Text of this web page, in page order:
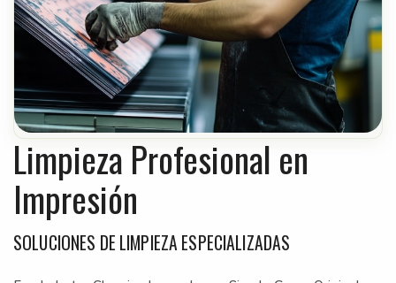
Limpieza Profesional en
Impresión
SOLUCIONES DE LIMPIEZA ESPECIALIZADAS